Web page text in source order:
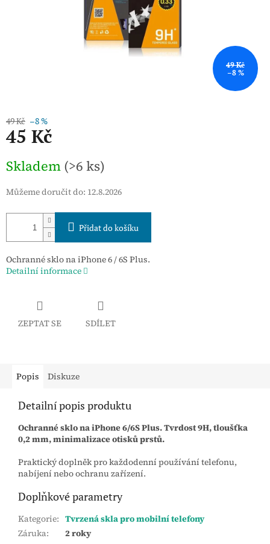
49 Kč
–8 %
49 Kč –8 %
45 Kč
cena:
Skladem (>6 ks)
Můžeme doručit do: 12.8.2026
Přidat do košíku
Ochranné sklo na iPhone 6 / 6S Plus.
Detailní informace
ZEPTAT SE SDÍLET
Popis Diskuze
Detailní popis produktu
Ochranné sklo na iPhone 6/6S Plus. Tvrdost 9H, tloušťka
0,2 mm, minimalizace otisků prstů.
Praktický doplněk pro každodenní používání telefonu,
nabíjení nebo ochranu zařízení.
Doplňkové parametry
Kategorie: Tvrzená skla pro mobilní telefony
Záruka:
2 roky